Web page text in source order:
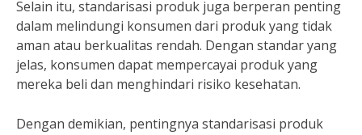
Selain itu, standarisasi produk juga berperan penting
dalam melindungi konsumen dari produk yang tidak
aman atau berkualitas rendah. Dengan standar yang
jelas, konsumen dapat mempercayai produk yang
mereka beli dan menghindari risiko kesehatan.
Dengan demikian, pentingnya standarisasi produk